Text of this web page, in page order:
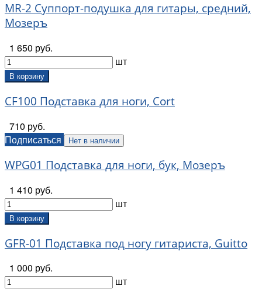
MR-2 Суппорт-подушка для гитары, средний,
Мозеръ
1 650 руб.
шт
В корзину
CF100 Подставка для ноги, Cort
710 руб.
Подписаться
Нет в наличии
WPG01 Подставка для ноги, бук, Мозеръ
1 410 руб.
шт
В корзину
GFR-01 Подставка под ногу гитариста, Guitto
1 000 руб.
шт